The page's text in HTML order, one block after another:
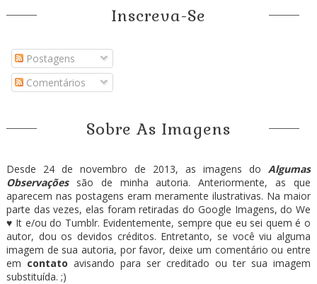
Inscreva-Se
Postagens
Comentários
Sobre As Imagens
Desde 24 de novembro de 2013, as imagens doAlgumas
Observaçõessão de minha autoria. Anteriormente, as que
aparecem nas postagens eram meramente ilustrativas. Na maior
parte das vezes, elas foram retiradas do Google Imagens, do We
♥ It e/ou do Tumblr. Evidentemente, sempre que eu sei quem é o
autor, dou os devidos créditos. Entretanto, se você viu alguma
imagem de sua autoria, por favor, deixe um comentário ou entre
em contato avisando para ser creditado ou ter sua imagem
substituída. ;)